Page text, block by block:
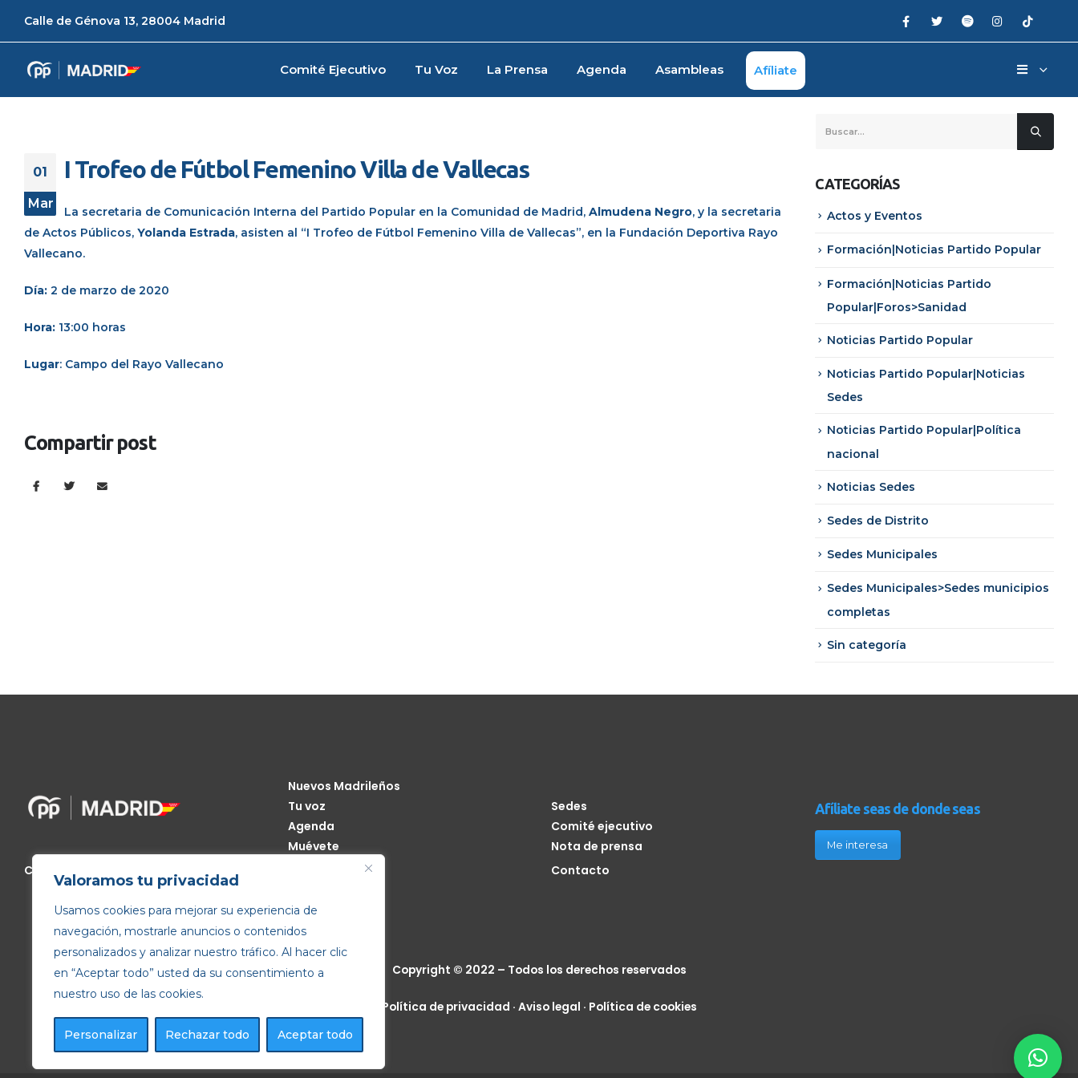
Valoramos tu privacidad
Usamos cookies para mejorar su experiencia de
navegación, mostrarle anuncios o contenidos
personalizados y analizar nuestro tráfico. Al hacer clic
en “Aceptar todo” usted da su consentimiento a
nuestro uso de las cookies.
Personalizar Rechazar todo Aceptar todo
Calle de Génova 13, 28004 Madrid
Comité Ejecutivo Tu Voz La Prensa Agenda Asambleas Afíliate
01
Mar
I Trofeo de Fútbol Femenino Villa de Vallecas
La secretaria de Comunicación Interna del Partido Popular en la Comunidad de Madrid, Almudena Negro, y la secretaria
de Actos Públicos, Yolanda Estrada, asisten al “I Trofeo de Fútbol Femenino Villa de Vallecas”, en la Fundación Deportiva Rayo
Vallecano.
Día: 2 de marzo de 2020
Hora: 13:00 horas
Lugar: Campo del Rayo Vallecano
Compartir post
CATEGORÍAS
Actos y Eventos
Formación|Noticias Partido Popular
Formación|Noticias Partido
Popular|Foros>Sanidad
Noticias Partido Popular
Noticias Partido Popular|Noticias
Sedes
Noticias Partido Popular|Política
nacional
Noticias Sedes
Sedes de Distrito
Sedes Municipales
Sedes Municipales>Sedes municipios
completas
Sin categoría
Calle de Génova, 13, 28004 Madrid
Nuevos Madrileños
Tu voz
Agenda
Muévete
Sedes
Comité ejecutivo
Nota de prensa
Contacto
Afíliate seas de donde seas
Me interesa
Copyright © 2022 – Todos los derechos reservados
Política de privacidad · Aviso legal · Política de cookies